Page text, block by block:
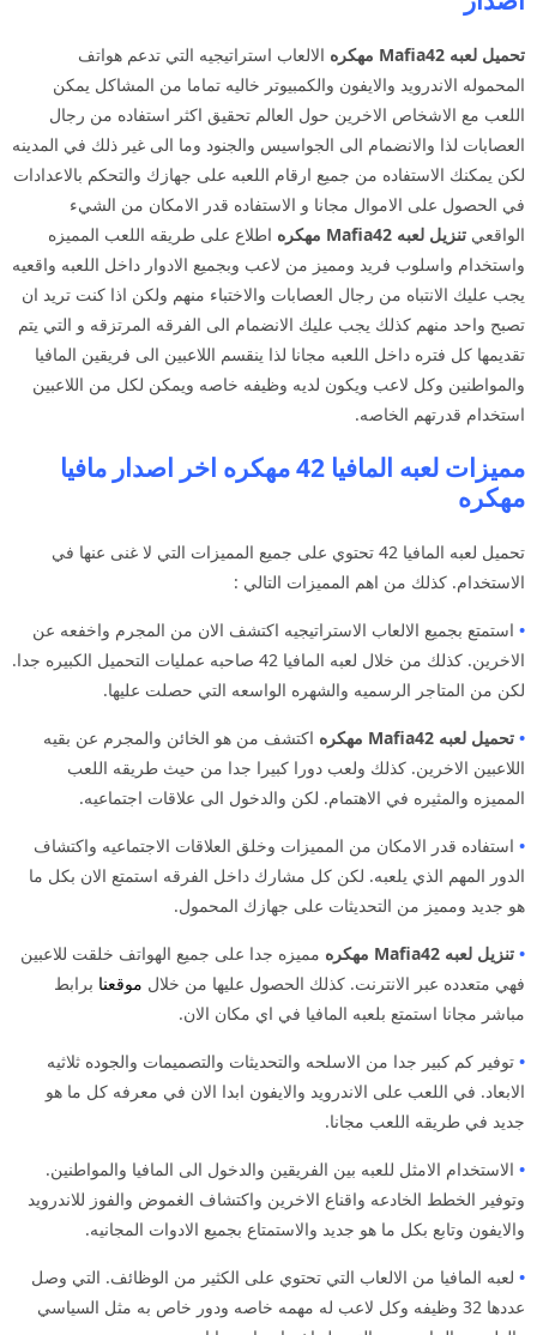
تحميل لعبه Mafia42 مهكره الالعاب استراتيجيه التي تدعم هواتف
المحموله الاندرويد والايفون والكمبيوتر خاليه تماما من المشاكل يمكن
اللعب مع الاشخاص الاخرين حول العالم تحقيق اكثر استفاده من رجال
العصابات لذا والانضمام الى الجواسيس والجنود وما الى غير ذلك في المدينه
لكن يمكنك الاستفاده من جميع ارقام اللعبه على جهازك والتحكم بالاعدادات
في الحصول على الاموال مجانا و الاستفاده قدر الامكان من الشيء
الواقعي تنزيل لعبه Mafia42 مهكره اطلاع على طريقه اللعب المميزه
واستخدام واسلوب فريد ومميز من لاعب وبجميع الادوار داخل اللعبه واقعيه
يجب عليك الانتباه من رجال العصابات والاختباء منهم ولكن اذا كنت تريد ان
تصبح واحد منهم كذلك يجب عليك الانضمام الى الفرقه المرتزقه و التي يتم
تقديمها كل فتره داخل اللعبه مجانا لذا ينقسم اللاعبين الى فريقين المافيا
والمواطنين وكل لاعب ويكون لديه وظيفه خاصه ويمكن لكل من اللاعبين
استخدام قدرتهم الخاصه.
مميزات لعبه المافيا 42 مهكره اخر اصدار مافيا
مهكره
تحميل لعبه المافيا 42 تحتوي على جميع المميزات التي لا غنى عنها في
الاستخدام. كذلك من اهم المميزات التالي :
• استمتع بجميع الالعاب الاستراتيجيه اكتشف الان من المجرم واخفعه عن
الاخرين. كذلك من خلال لعبه المافيا 42 صاحبه عمليات التحميل الكبيره جدا.
لكن من المتاجر الرسميه والشهره الواسعه التي حصلت عليها.
• تحميل لعبه Mafia42 مهكره
اكتشف من هو الخائن والمجرم عن بقيه
اللاعبين الاخرين. كذلك ولعب دورا كبيرا جدا من حيث طريقه اللعب
المميزه والمثيره في الاهتمام. لكن والدخول الى علاقات اجتماعيه.
• استفاده قدر الامكان من المميزات وخلق العلاقات الاجتماعيه واكتشاف
الدور المهم الذي يلعبه. لكن كل مشارك داخل الفرقه استمتع الان بكل ما
هو جديد ومميز من التحديثات على جهازك المحمول.
• تنزيل لعبه Mafia42 مهكره
مميزه جدا على جميع الهواتف خلقت للاعبين
فهي متعدده عبر الانترنت. كذلك الحصول عليها من خلال موقعنا برابط
مباشر مجانا استمتع بلعبه المافيا في اي مكان الان.
• توفير كم كبير جدا من الاسلحه والتحديثات والتصميمات والجوده ثلاثيه
الابعاد. في اللعب على الاندرويد والايفون ابدا الان في معرفه كل ما هو
جديد في طريقه اللعب مجانا.
• الاستخدام الامثل للعبه بين الفريقين والدخول الى المافيا والمواطنين.
وتوفير الخطط الخادعه واقناع الاخرين واكتشاف الغموض والفوز للاندرويد
والايفون وتابع بكل ما هو جديد والاستمتاع بجميع الادوات المجانيه.
• لعبه المافيا من الالعاب التي تحتوي على الكثير من الوظائف. التي وصل
عددها 32 وظيفه وكل لاعب له مهمه خاصه ودور خاص به مثل السياسي